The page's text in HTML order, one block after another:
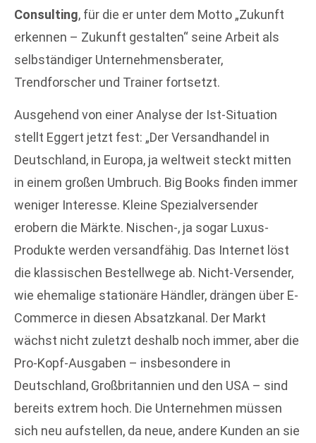
Consulting, für die er unter dem Motto „Zukunft
erkennen – Zukunft gestalten“ seine Arbeit als
selbständiger Unternehmensberater,
Trendforscher und Trainer fortsetzt.
Ausgehend von einer Analyse der Ist-Situation
stellt Eggert jetzt fest: „Der Versandhandel in
Deutschland, in Europa, ja weltweit steckt mitten
in einem großen Umbruch. Big Books finden immer
weniger Interesse. Kleine Spezialversender
erobern die Märkte. Nischen-, ja sogar Luxus-
Produkte werden versandfähig. Das Internet löst
die klassischen Bestellwege ab. Nicht-Versender,
wie ehemalige stationäre Händler, drängen über E-
Commerce in diesen Absatzkanal. Der Markt
wächst nicht zuletzt deshalb noch immer, aber die
Pro-Kopf-Ausgaben – insbesondere in
Deutschland, Großbritannien und den USA – sind
bereits extrem hoch. Die Unternehmen müssen
sich neu aufstellen, da neue, andere Kunden an sie